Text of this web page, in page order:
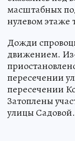
масштабных
нулевом этаже
Дожди
движением.
пересечении
пересечении
Затоплены
улицы Садовой.